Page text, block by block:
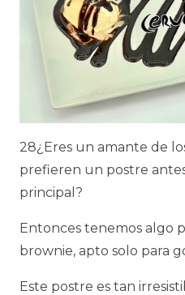
28¿Eres un amante de
prefieren un postre
principal?
Entonces tenemos algo
brownie, apto solo para
Este postre es tan